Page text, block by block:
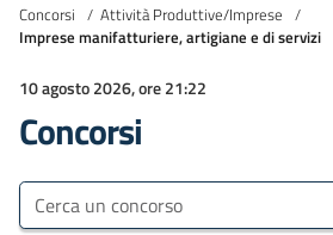
Concorsi / Attività Produttive/Imprese /
Imprese manifatturiere, artigiane e di servizi
10 agosto 2026, ore 21:22
Concorsi
Bandi e Servizi
Cerca un concorso